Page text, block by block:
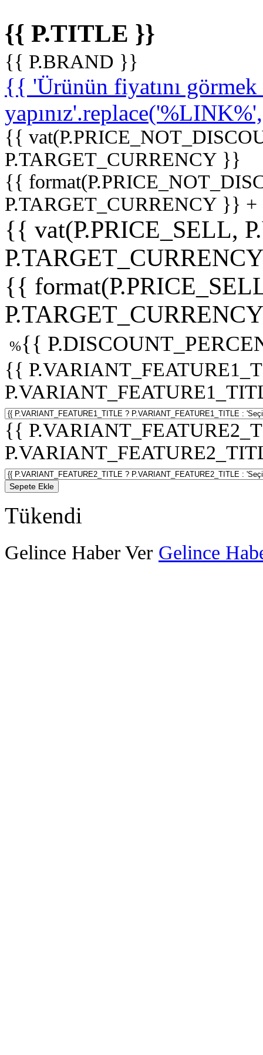
{{ P.TITLE }}
{{ P.BRAND }}
{{ 'Ürünün fiyatını
{{
P.TARGET_CURRENCY }}
{{
P.TARGET_CURRENCY }}
{{ vat(P.PRICE_SELL,
{{
%{{
{{
{{
Sepete Ekle
Tükendi
Gelince Haber Ver Gelince